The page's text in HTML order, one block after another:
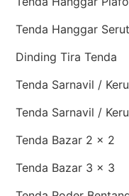
Tenda Hanggar Serut
Dinding Tira Tenda
Tenda Sarnavil /
Tenda Sarnavil /
Tenda Bazar 2 x 2
Tenda Bazar 3 x 3